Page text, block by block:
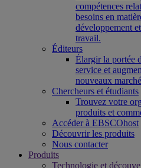
compétences
besoins en
développement
travail.
Éditeurs
Élargir la portée
service et
nouveaux
Chercheurs et étudiants
Trouvez votre
produits et
Accéder à EBSCOhost
Découvrir les produits
Nous contacter
Produits
Technologie et